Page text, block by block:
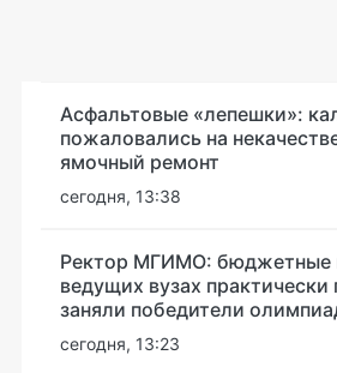
Асфальтовые «лепешки»:
пожаловались на
ямочный ремонт
сегодня, 13:38
Ректор МГИМО: бюджетные
ведущих вузах
заняли победители
сегодня, 13:23